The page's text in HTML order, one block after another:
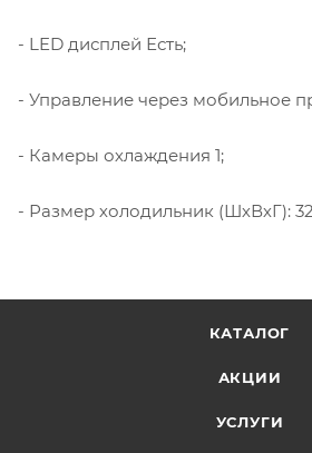
- LED дисплей Есть;
- Управление через мобильное
- Камеры охлаждения 1;
- Размер холодильник (ШхВхГ):
КАТАЛОГ
АКЦИИ
УСЛУГИ